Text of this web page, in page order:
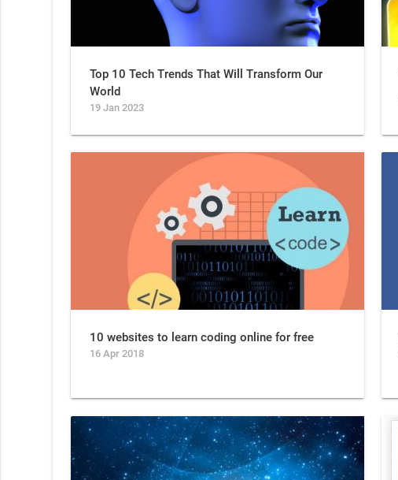
Top 10 Tech Trends That Will Transform Our
World
19 Jan 2023
10 websites to learn coding online for free
16 Apr 2018